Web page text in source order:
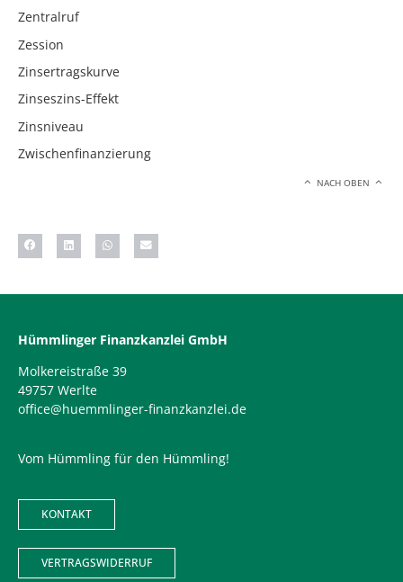
Zentralruf
Zession
Zinsertragskurve
Zinseszins-Effekt
Zinsniveau
Zwischenfinanzierung
NACH OBEN
Hümmlinger Finanzkanzlei GmbH
Molkereistraße 39
49757 Werlte
office@huemmlinger-finanzkanzlei.de
Vom Hümmling für den Hümmling!
KONTAKT
VERTRAGSWIDERRUF